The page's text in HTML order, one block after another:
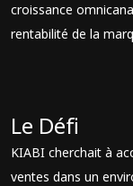
croissance
rentabilité de la
Le Défi
KIABI cherchait à
ventes dans un